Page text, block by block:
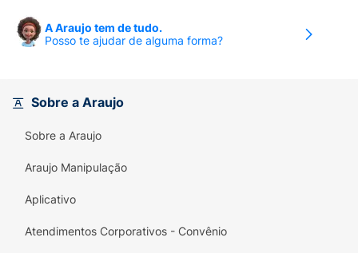
Compartilhe momentos especiais com essa
saborosa experiência
imagens
Produto com Alto Teor de Açúcar Adicionado
e Gordura Saturada.
A Araujo tem de tudo.
Posso te ajudar de alguma forma?
Sobre a Araujo
Sobre a Araujo
Araujo Manipulação
Aplicativo
Atendimentos Corporativos - Convênio